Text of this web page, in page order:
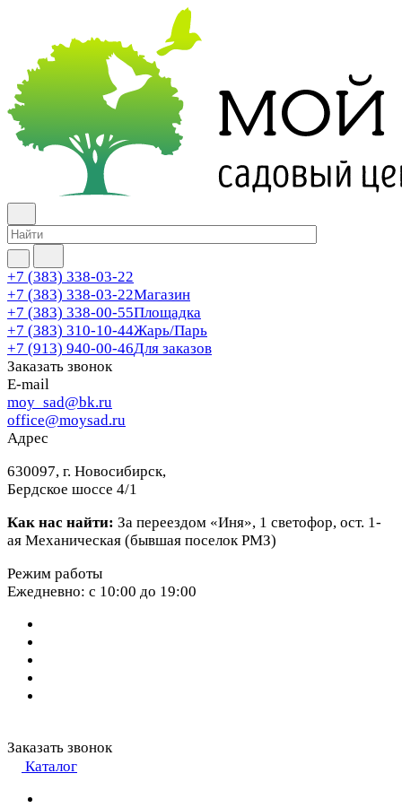
+7 (383) 338-03-22
+7 (383) 338-03-22Магазин
+7 (383) 338-00-55Площадка
+7 (383) 310-10-44Жарь/Парь
+7 (913) 940-00-46Для заказов
Заказать звонок
E-mail
moy_sad@bk.ru
office@moysad.ru
Адрес
630097, г. Новосибирск,
Бердское шоссе 4/1
Как нас найти: За переездом «Иня», 1 светофор, ост. 1-
ая Механическая (бывшая поселок РМЗ)
Режим работы
Ежедневно: с 10:00 до 19:00
Заказать звонок
Каталог